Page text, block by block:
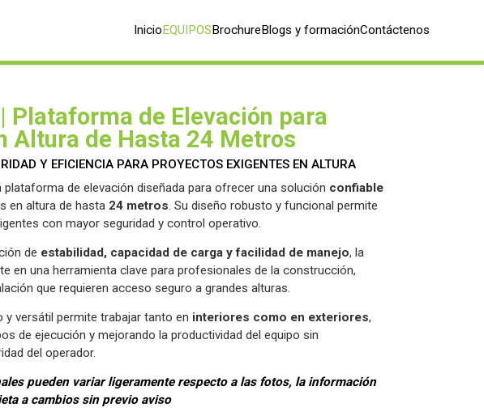
InicioEQUIPOSBrochureBlogs y formaciónContáctenos
Plataforma de Elevación para
Altura de Hasta 24 Metros
Y EFICIENCIA PARA PROYECTOS EXIGENTES EN ALTURA
plataforma de elevación diseñada para ofrecer una solución confiable
en altura de hasta 24 metros. Su diseño robusto y funcional permite
con mayor seguridad y control operativo.
de estabilidad, capacidad de carga y facilidad de manejo, la
en una herramienta clave para profesionales de la construcción,
que requieren acceso seguro a grandes alturas.
y versátil permite trabajar tanto en interiores como en exteriores,
de ejecución y mejorando la productividad del equipo sin
del operador.
pueden variar ligeramente respecto a las fotos, la información
a cambios sin previo aviso